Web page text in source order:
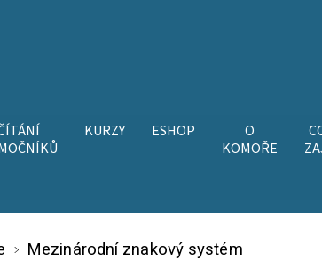
KURZY ESHOP
O
KOMOŘE
Mezinárodní znakový systém